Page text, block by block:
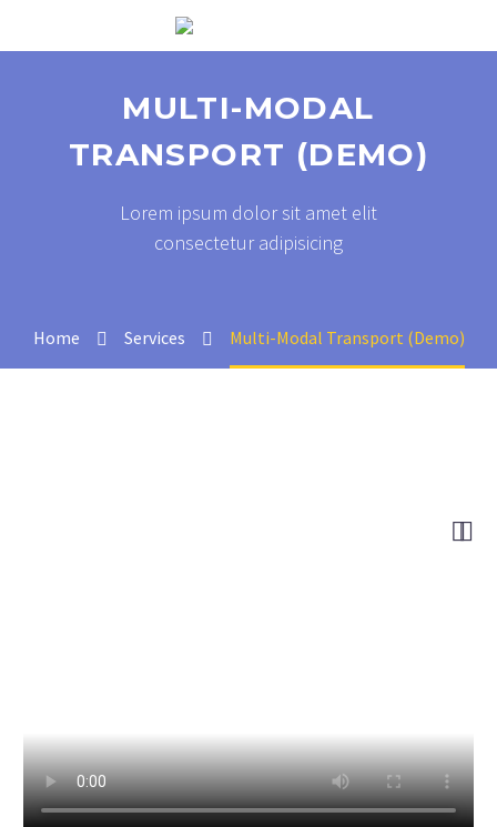
MULTI-MODAL
TRANSPORT (DEMO)
Lorem ipsum dolor sit amet elit
consectetur adipisicing
Home Services Multi-Modal Transport (Demo)
